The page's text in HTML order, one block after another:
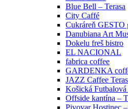
Blue Bell – Terasa
City Caffé
Cukráreň GESTO
Danubiana Art
Dokelu freš bistro
EL NACIONAL
fabrica coffee
GARDENKA
JAZZ Caffee
Košická Futbalová
Offside kantína –
Pivovar Hostinec –